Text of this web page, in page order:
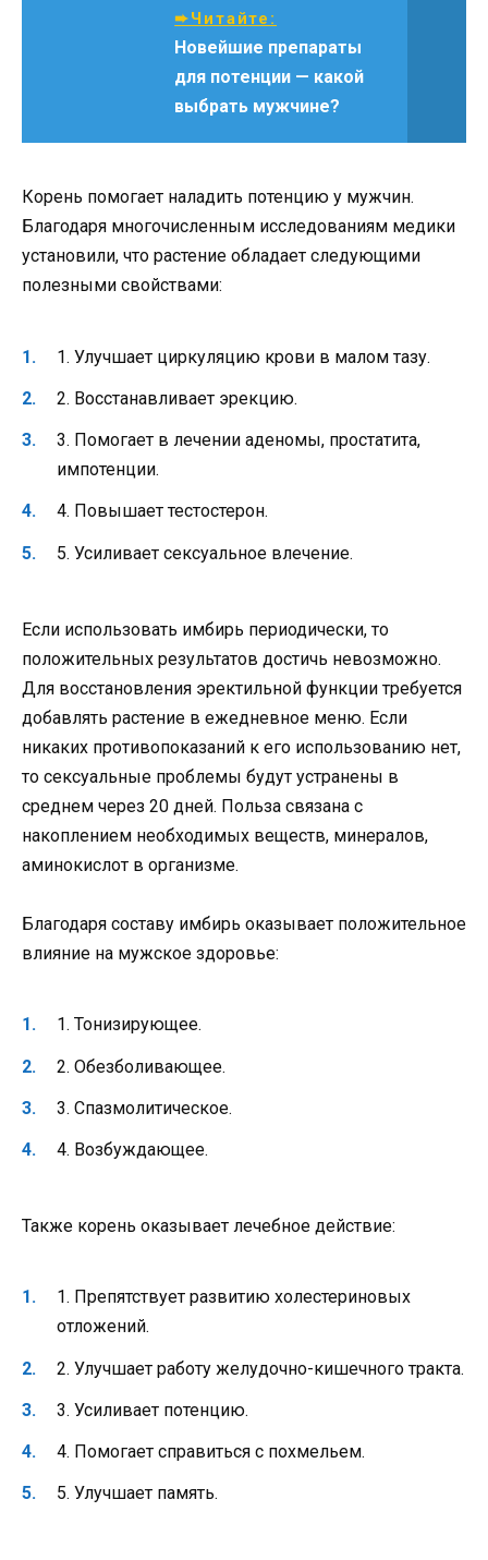
➨Читайте:
Новейшие препараты
для потенции — какой
выбрать мужчине?
Корень помогает наладить потенцию у мужчин.
Благодаря многочисленным исследованиям медики
установили, что растение обладает следующими
полезными свойствами:
1. Улучшает циркуляцию крови в малом тазу.
2. Восстанавливает эрекцию.
3. Помогает в лечении аденомы, простатита,
импотенции.
4. Повышает тестостерон.
5. Усиливает сексуальное влечение.
Если использовать имбирь периодически, то
положительных результатов достичь невозможно.
Для восстановления эректильной функции требуется
добавлять растение в ежедневное меню. Если
никаких противопоказаний к его использованию нет,
то сексуальные проблемы будут устранены в
среднем через 20 дней. Польза связана с
накоплением необходимых веществ, минералов,
аминокислот в организме.
Благодаря составу имбирь оказывает положительное
влияние на мужское здоровье:
1. Тонизирующее.
2. Обезболивающее.
3. Спазмолитическое.
4. Возбуждающее.
Также корень оказывает лечебное действие:
1. Препятствует развитию холестериновых
отложений.
2. Улучшает работу желудочно-кишечного тракта.
3. Усиливает потенцию.
4. Помогает справиться с похмельем.
5. Улучшает память.